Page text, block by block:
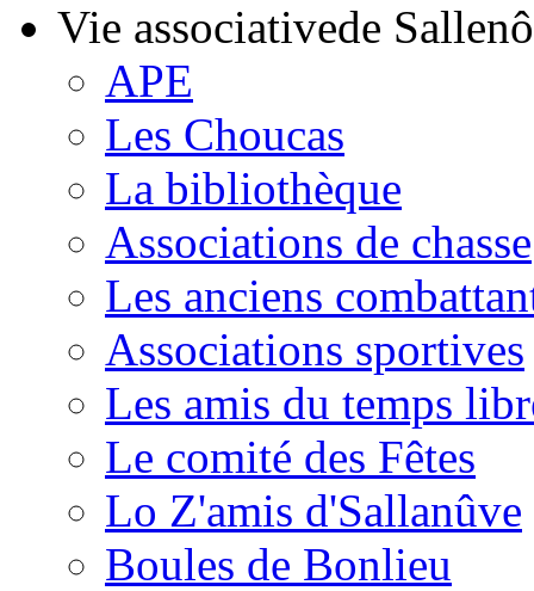
Vie associativede
APE
Les Choucas
La bibliothèque
Associations de chasse
Les anciens
Associations sportives
Les amis du temps
Le comité des Fêtes
Lo Z'amis d'Sallanûve
Boules de Bonlieu